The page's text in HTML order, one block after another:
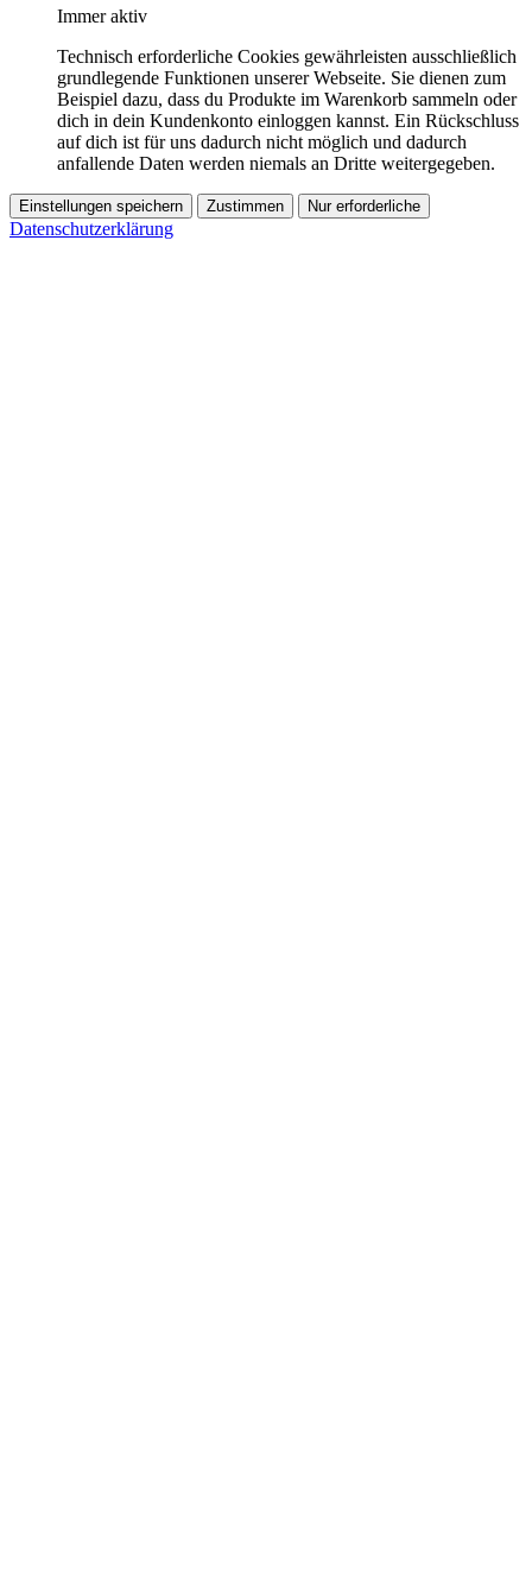
Immer aktiv
Technisch erforderliche Cookies gewährleisten ausschließlich
grundlegende Funktionen unserer Webseite. Sie dienen zum
Beispiel dazu, dass du Produkte im Warenkorb sammeln oder
dich in dein Kundenkonto einloggen kannst. Ein Rückschluss
auf dich ist für uns dadurch nicht möglich und dadurch
anfallende Daten werden niemals an Dritte weitergegeben.
Einstellungen speichern Zustimmen Nur erforderliche
Datenschutzerklärung